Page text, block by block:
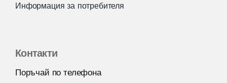
Информация за потребителя
Контакти
Поръчай по телефона